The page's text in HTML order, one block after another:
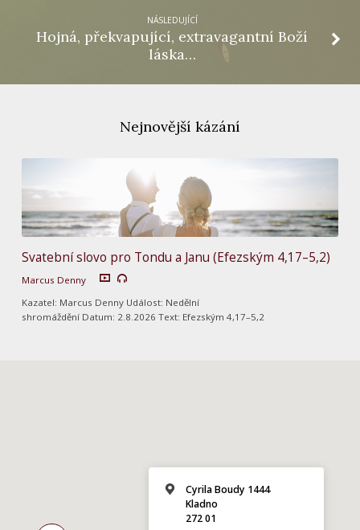
NÁSLEDUJÍCÍ
Hojná, překvapující, extravagantní Boží
láska…
Nejnovější kázání
Svatební slovo pro Tondu a Janu (Efezským 4,17–5,2)
Marcus Denny
Kazatel: Marcus Denny Událost: Nedělní
shromáždění Datum: 2.8.2026 Text: Efezským 4,17–5,2
Cyrila Boudy 1444
Kladno
272 01